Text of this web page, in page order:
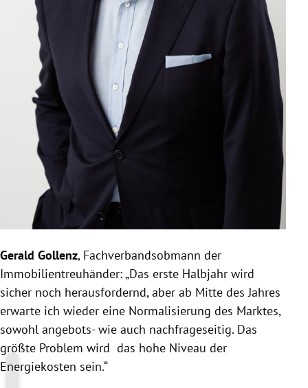
Gerald Gollenz, Fachverbandsobmann der
Immobilientreuhänder: „Das erste Halbjahr wird
sicher noch herausfordernd, aber ab Mitte des Jahres
erwarte ich wieder eine Normalisierung des Marktes,
sowohl angebots- wie auch nachfrageseitig. Das
größte Problem wird das hohe Niveau der
Energiekosten sein.“